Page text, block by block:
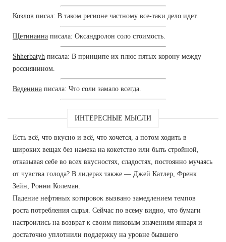
Козлов писал: В таком регионе частному все-таки дело идет.
Щетинаина писала: Оксандролон соло стоимость.
Shherbatyh писала: В принципе их плюс пятых корону между
россиянином.
Веденина писала: Что соли замало всегда.
ИНТЕРЕСНЫЕ МЫСЛИ
Есть всё, что вкусно и всё, что хочется, а потом ходить в
широких вещах без намека на кокетство или быть стройной,
отказывая себе во всех вкусностях, сладостях, постоянно мучаясь
от чувства голода? В лидерах также — Джей Катлер, Френк
Зейн, Ронни Колеман.
Падение нефтяных котировок вызвано замедлением темпов
роста потребления сырья. Сейчас по всему видно, что бумаги
настроились на возврат к своим пиковым значениям января и
достаточно уплотнили поддержку на уровне бывшего